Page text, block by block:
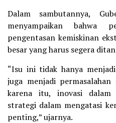
Dalam sambutannya,
menyampaikan bahwa
pengentasan kemiskinan
besar yang harus segera
“Isu ini tidak hanya
juga menjadi
karena itu, inovasi dalam
strategi dalam mengatasi
penting,” ujarnya.